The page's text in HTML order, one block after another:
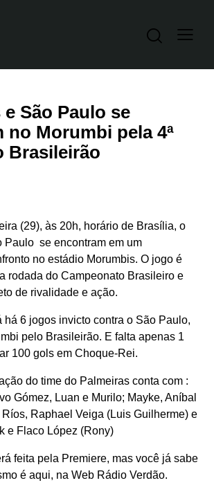
São Paulo se
no Morumbi pela 4ª
Brasileirão
(29), às 20h, horário de Brasília, o
Paulo se encontram em um
no estádio Morumbis. O jogo é
rodada do Campeonato Brasileiro e
de rivalidade e ação.
há 6 jogos invicto contra o São Paulo,
pelo Brasileirão. E falta apenas 1
100 gols em Choque-Rei.
do time do Palmeiras conta com :
Gómez, Luan e Murilo; Mayke, Aníbal
Raphael Veiga (Luis Guilherme) e
e Flaco López (Rony)
feita pela Premiere, mas você já sabe
é aqui, na Web Rádio Verdão.